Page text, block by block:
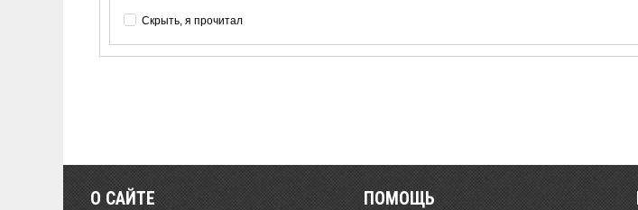
Скрыть, я прочитал
О САЙТЕ ПОМОЩЬ